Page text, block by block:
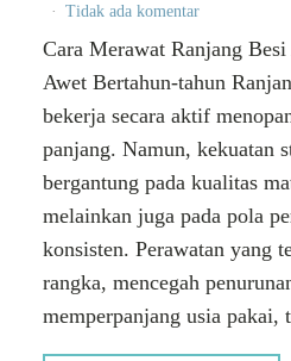
Tidak ada komentar
Cara Merawat Ranjang
Awet Bertahun-tahun
bekerja secara aktif
panjang. Namun, kekuatan
bergantung pada kualitas
melainkan juga pada pola
konsisten. Perawatan yang
rangka, mencegah
memperpanjang usia